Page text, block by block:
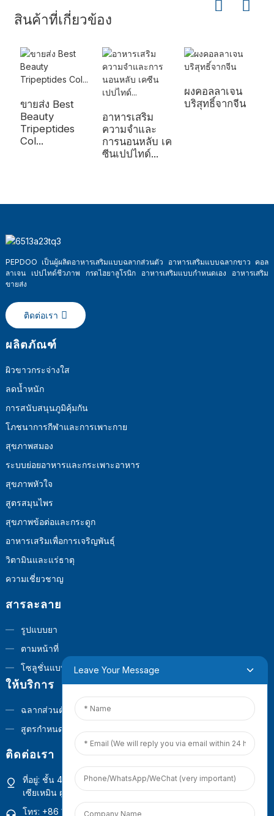
สินค้าที่เกี่ยวข้อง
ขายส่ง Best
Beauty
Tripeptides
Col...
อาหารเสริม
ความจำและ
การนอนหลับ เค
ซีนเปปไทด์...
ผงคอลลาเจน
บริสุทธิ์จากจีน
PEPDOO เป็นผู้ผลิตอาหารเสริมแบบฉลากส่วนตัว อาหารเสริมแบบฉลากขาว คอล
ลาเจน เปปไทด์ชีวภาพ กรดไฮยาลูโรนิก อาหารเสริมแบบกำหนดเอง อาหารเสริม
ขายส่ง
ติดต่อเรา
ผลิตภัณฑ์
ผิวขาวกระจ่างใส
ลดน้ำหนัก
การสนับสนุนภูมิคุ้มกัน
โภชนาการกีฬาและการเพาะกาย
สุขภาพสมอง
ระบบย่อยอาหารและกระเพาะอาหาร
สุขภาพหัวใจ
สูตรสมุนไพร
สุขภาพข้อต่อและกระดูก
อาหารเสริมเพื่อการเจริญพันธุ์
วิตามินและแร่ธาตุ
ความเชี่ยวชาญ
สารละลาย
รูปแบบยา
ตามหน้าที่
โซลูชั่นแบบครบวงจร
ให้บริการ
ฉลากส่วนตัว
สูตรกำหนดเอง
ติดต่อเรา
ที่อยู่: ชั้น 4 อาคาร 1 ศูนย์ปฏิบัติการเชิงพาณิชย์ Guanyinshan เมือง
เซียเหมิน ฝูเจี้ยน ประเทศจีน
โทร: +86 18965423693
Leave Your Message